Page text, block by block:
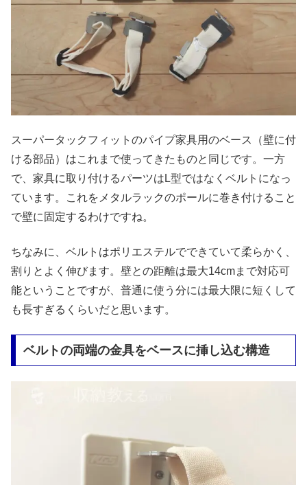
スーパータックフィットのパイプ家具用のベース（壁に付
ける部品）はこれまで使ってきたものと同じです。一方
で、家具に取り付けるパーツはL型ではなくベルトになっ
ています。これをメタルラックのポールに巻き付けること
で壁に固定するわけですね。
ちなみに、ベルトはポリエステルでできていて柔らかく、
割りとよく伸びます。壁との距離は最大14cmまで対応可
能ということですが、普通に使う分には最大限に短くして
も長すぎるくらいだと思います。
ベルトの両端の金具をベースに挿し込む構造